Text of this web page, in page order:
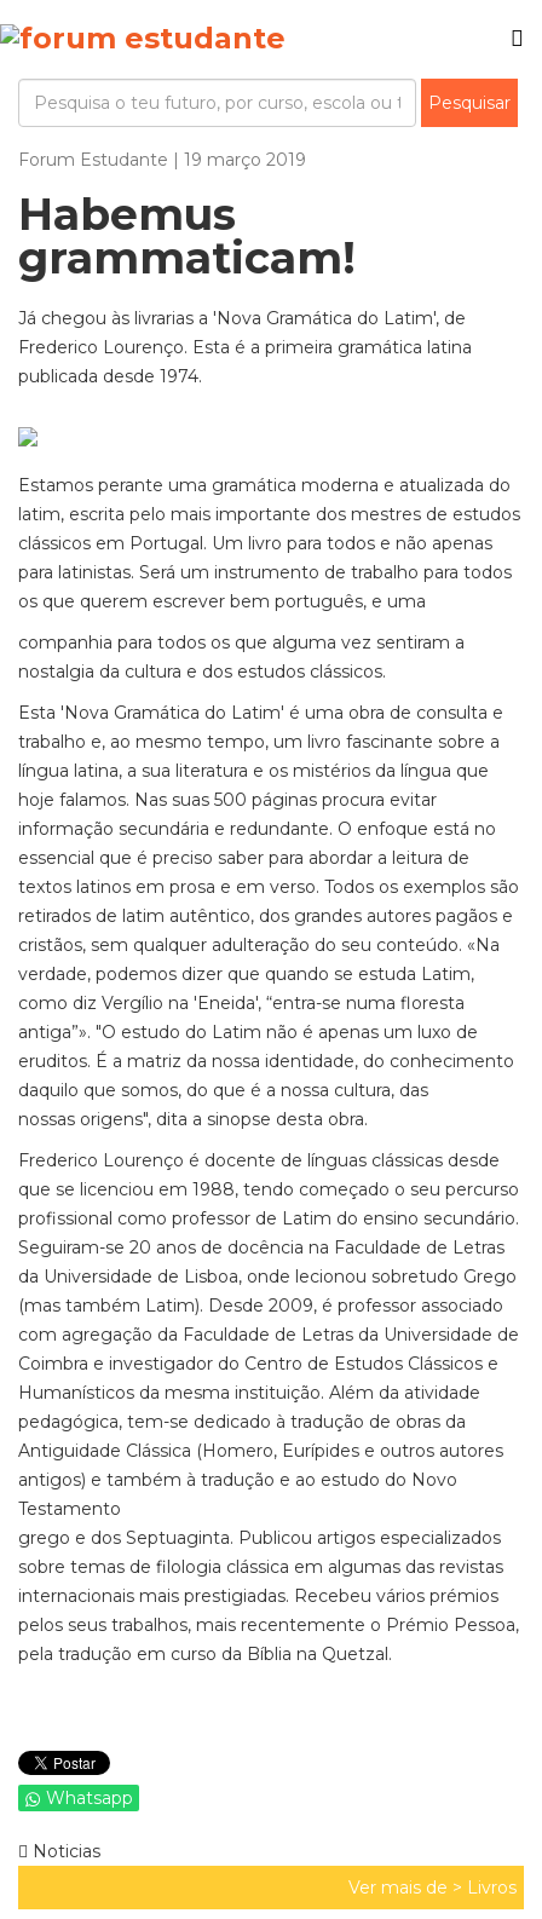
Forum Estudante | 19 março 2019
Habemus
grammaticam!
Já chegou às livrarias a 'Nova Gramática do Latim', de
Frederico Lourenço. Esta é a primeira gramática latina
publicada desde 1974.
Estamos perante uma gramática moderna e atualizada do
latim, escrita pelo mais importante dos mestres de estudos
clássicos em Portugal. Um livro para todos e não apenas
para latinistas. Será um instrumento de trabalho para todos
os que querem escrever bem português, e uma
companhia para todos os que alguma vez sentiram a
nostalgia da cultura e dos estudos clássicos.
Esta 'Nova Gramática do Latim' é uma obra de consulta e
trabalho e, ao mesmo tempo, um livro fascinante sobre a
língua latina, a sua literatura e os mistérios da língua que
hoje falamos. Nas suas 500 páginas procura evitar
informação secundária e redundante. O enfoque está no
essencial que é preciso saber para abordar a leitura de
textos latinos em prosa e em verso. Todos os exemplos são
retirados de latim autêntico, dos grandes autores pagãos e
cristãos, sem qualquer adulteração do seu conteúdo. «Na
verdade, podemos dizer que quando se estuda Latim,
como diz Vergílio na 'Eneida', “entra-se numa floresta
antiga”». "O estudo do Latim não é apenas um luxo de
eruditos. É a matriz da nossa identidade, do conhecimento
daquilo que somos, do que é a nossa cultura, das
nossas origens", dita a sinopse desta obra.
Frederico Lourenço é docente de línguas clássicas desde
que se licenciou em 1988, tendo começado o seu percurso
profissional como professor de Latim do ensino secundário.
Seguiram-se 20 anos de docência na Faculdade de Letras
da Universidade de Lisboa, onde lecionou sobretudo Grego
(mas também Latim). Desde 2009, é professor associado
com agregação da Faculdade de Letras da Universidade de
Coimbra e investigador do Centro de Estudos Clássicos e
Humanísticos da mesma instituição. Além da atividade
pedagógica, tem-se dedicado à tradução de obras da
Antiguidade Clássica (Homero, Eurípides e outros autores
antigos) e também à tradução e ao estudo do Novo
Testamento
grego e dos Septuaginta. Publicou artigos especializados
sobre temas de filologia clássica em algumas das revistas
internacionais mais prestigiadas. Recebeu vários prémios
pelos seus trabalhos, mais recentemente o Prémio Pessoa,
pela tradução em curso da Bíblia na Quetzal.
Whatsapp
Noticias
Ver mais de > Livros